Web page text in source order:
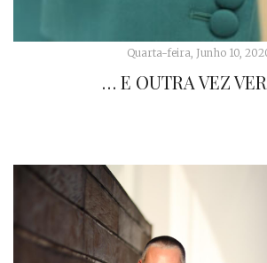
Quarta-feira, Junho 10,
… E OUTRA VEZ